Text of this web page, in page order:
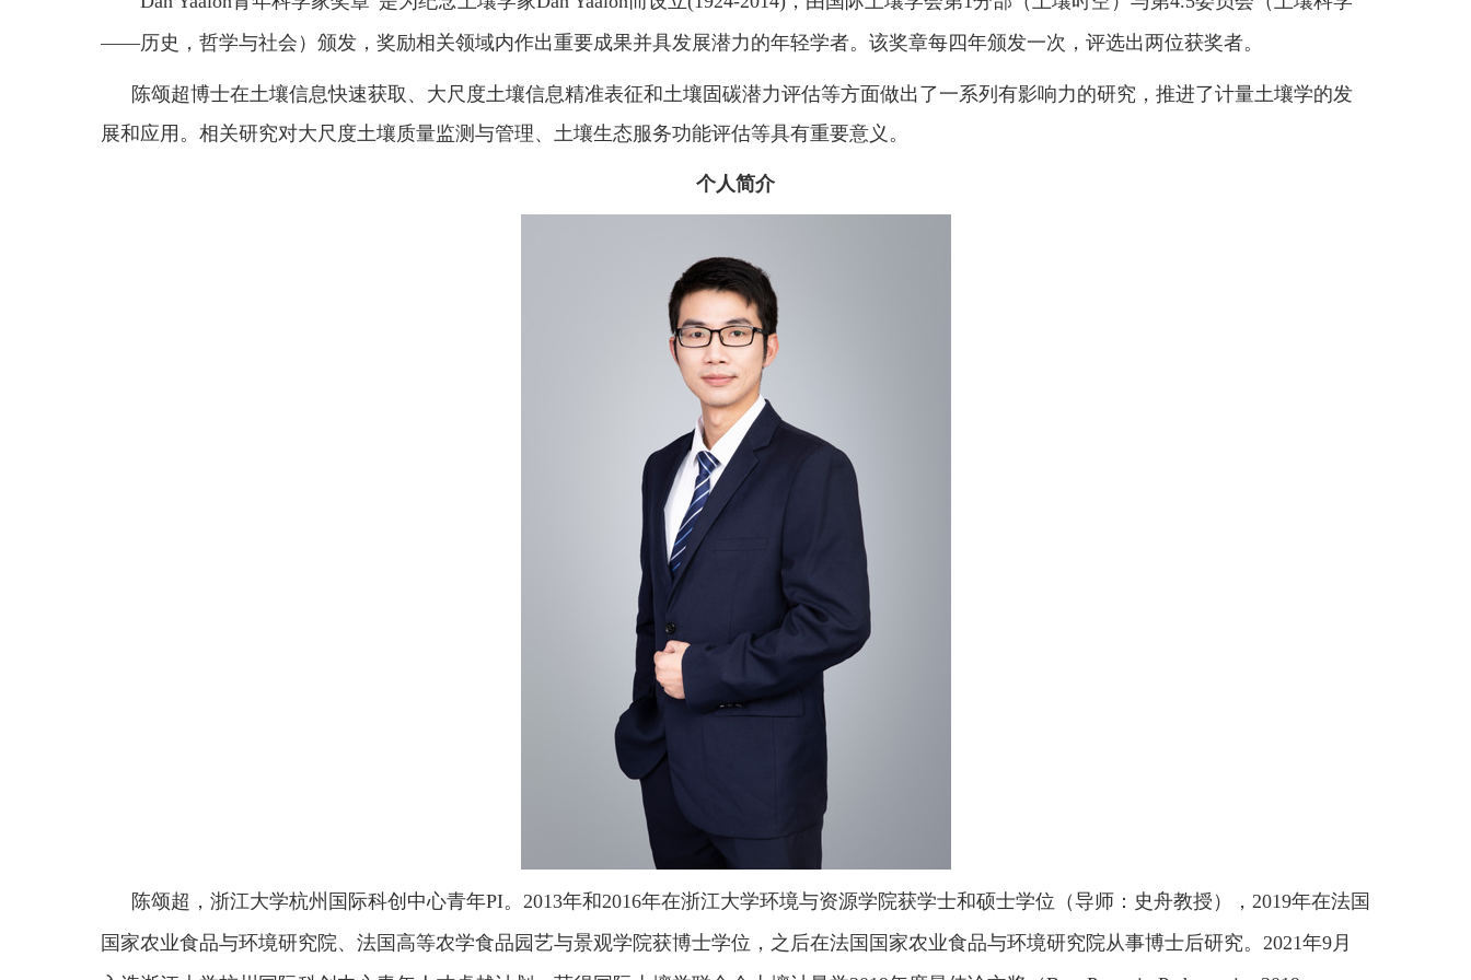
——历史，哲学与社会）颁发，奖励相关领域内作出重要成果并具发展潜力的年轻学者。该奖章每四年颁发一次，评选出两位获奖者。
陈颂超博士在土壤信息快速获取、大尺度土壤信息精准表征和土壤固碳潜力评估等方面做出了一系列有影响力的研究，推进了计量土壤学的发
展和应用。相关研究对大尺度土壤质量监测与管理、土壤生态服务功能评估等具有重要意义。
个人简介
陈颂超， 浙江大学杭州国际科创中心青年PI。 2013年和2016年在浙江大学环境与资源学院获学士和硕士学位（导师：史舟教授）， 2019年在法国
国家农业食品与环境研究院、法国高等农学食品园艺与景观学院获博士学位， 之后在法国国家农业食品与环境研究院从事博士后研究。 2021年9月